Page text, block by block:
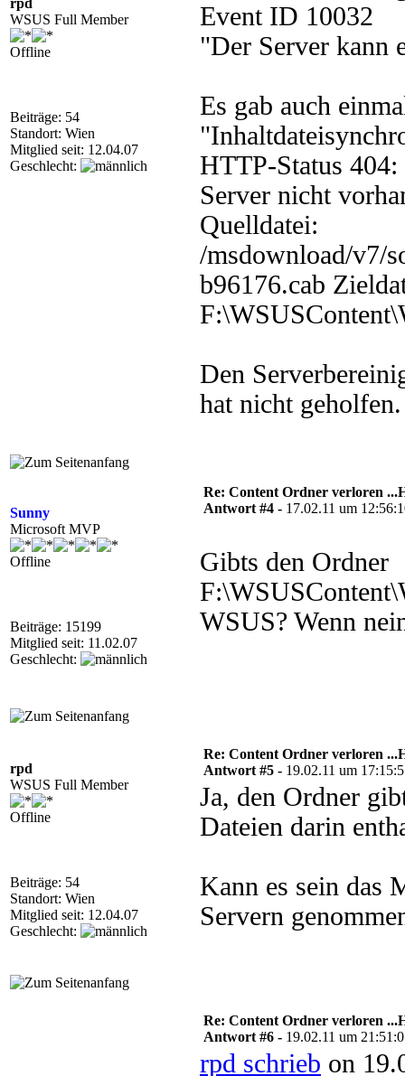
rpd
WSUS Full Member
Offline
Beiträge: 54
Standort: Wien
Mitglied seit: 12.04.07
Geschlecht:
Event ID 10032
"Der Server kann
Es gab auch
HTTP-Status
Server nicht
Quelldatei:
/msdownload/v7/
b96176.cab
Den
hat nicht geholfen.
Sunny
Microsoft MVP
Offline
Beiträge: 15199
Mitglied seit: 11.02.07
Geschlecht:
Re: Content Ordner verloren
Antwort #4 - 17.02.11 um
Gibts den Ordner
WSUS? Wenn
rpd
WSUS Full Member
Offline
Beiträge: 54
Standort: Wien
Mitglied seit: 12.04.07
Geschlecht:
Re: Content Ordner verloren
Antwort #5 - 19.02.11 um
Ja, den Ordner
Dateien darin
Kann es sein das
Servern
Re: Content Ordner verloren
Antwort #6 - 19.02.11 um
rpd schrieb on